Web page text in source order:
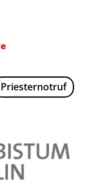
Priesternotruf